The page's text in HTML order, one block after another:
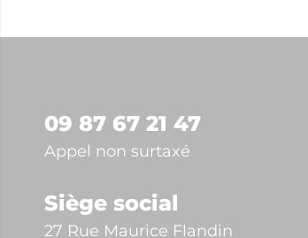
09 87 67 21 47
Appel non surtaxé
Siège social
27 Rue Maurice Flandin